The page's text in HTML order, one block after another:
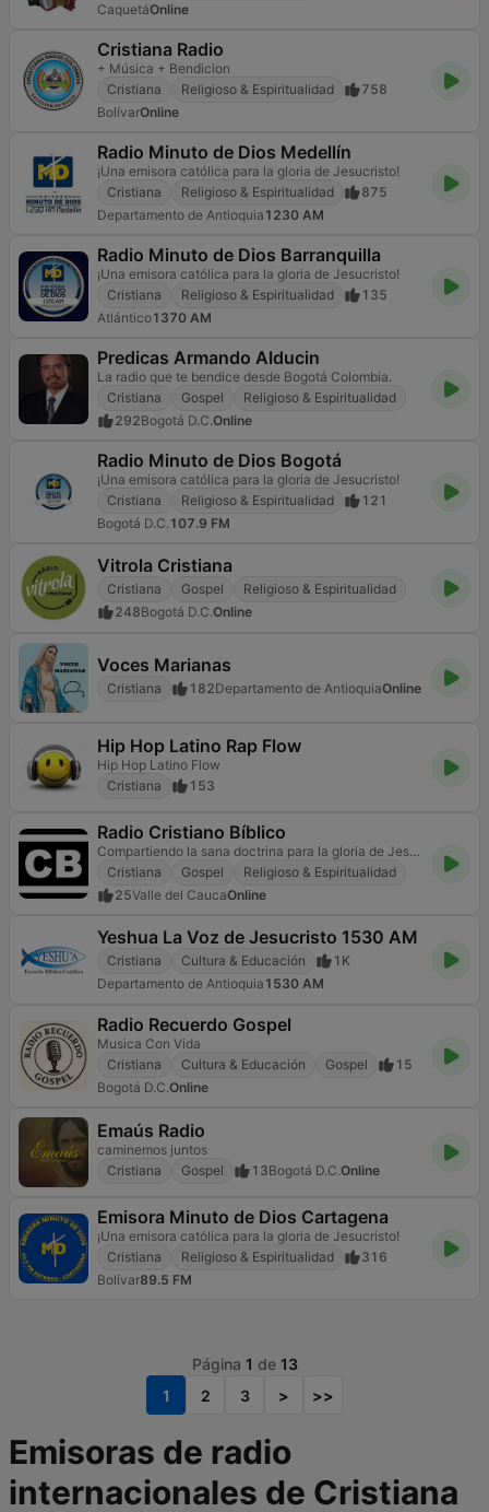
CaquetáOnline
Cristiana Radio
+ Música + Bendicion
Cristiana
Religioso & Espiritualidad
758
BolívarOnline
Radio Minuto de Dios Medellín
¡Una emisora católica para la gloria de Jesucristo!
Cristiana
Religioso & Espiritualidad
875
Departamento de Antioquia 1230 AM
Radio Minuto de Dios Barranquilla
¡Una emisora católica para la gloria de Jesucristo!
Cristiana
Religioso & Espiritualidad
135
Atlántico1370 AM
Predicas Armando Alducin
La radio que te bendice desde Bogotá Colombia.
Cristiana
Gospel
Religioso & Espiritualidad
292Bogotá D.C.Online
Radio Minuto de Dios Bogotá
¡Una emisora católica para la gloria de Jesucristo!
Cristiana
Religioso & Espiritualidad
121
Bogotá D.C. 107.9 FM
Vitrola Cristiana
Cristiana Gospel
Religioso & Espiritualidad
248Bogotá D.C.Online
Voces Marianas
Cristiana 182Departamento de AntioquiaOnline
Hip Hop Latino Rap Flow
Hip Hop Latino Flow
Cristiana
153
Radio Cristiano Bíblico
Compartiendo la sana doctrina para la gloria de Jesucristo.
Cristiana
Gospel
Religioso & Espiritualidad
25Valle del CaucaOnline
Yeshua La Voz de Jesucristo 1530 AM
Cristiana Cultura & Educación
1K
Departamento de Antioquia 1530 AM
Radio Recuerdo Gospel
Musica Con Vida
Cristiana
Cultura & Educación Gospel
15
Bogotá D.C.Online
Emaús Radio
caminemos juntos
Cristiana
Gospel 13Bogotá D.C.Online
Emisora Minuto de Dios Cartagena
¡Una emisora católica para la gloria de Jesucristo!
Cristiana
Religioso & Espiritualidad
316
Bolívar89.5 FM
Página 1 de 13
1
2 3 > >>
Emisoras de radio
internacionales de Cristiana